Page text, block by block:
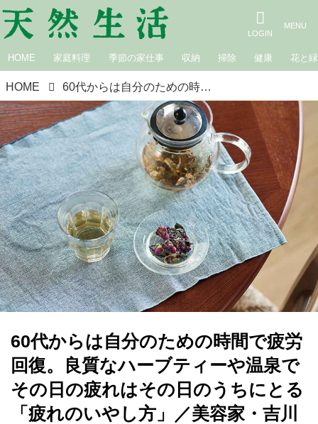
HOME 家庭料理 季節の家仕事 収納 掃除 健康 花と緑
HOME 60代からは自分のための時間で疲労回復。良質なハーブティーや温泉でその日の疲れはその日のうちにとる「疲れのいやし方」／美容家・吉川千明さん
60代からは自分のための時間で疲労
回復。良質なハーブティーや温泉で
その日の疲れはその日のうちにとる
「疲れのいやし方」／美容家・吉川